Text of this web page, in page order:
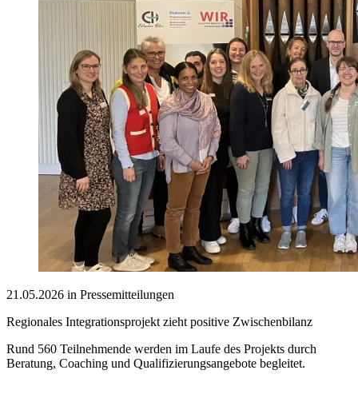
21.05.2026 in Pressemitteilungen
Regionales Integrationsprojekt zieht positive Zwischenbilanz
Rund 560 Teilnehmende werden im Laufe des Projekts durch
Beratung, Coaching und Qualifizierungsangebote begleitet.